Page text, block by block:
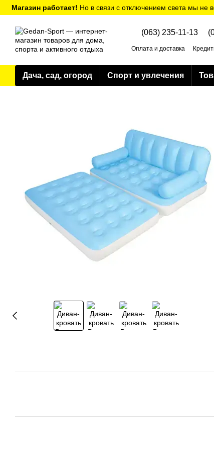
Перейти к основному контенту
Магазин работает! Но в связи с отключением света мы не
(063) 235-11-13
Оплата и доставка
Дача, сад, огород Спорт и увлечения